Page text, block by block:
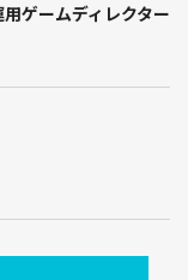
用ゲームディレクター